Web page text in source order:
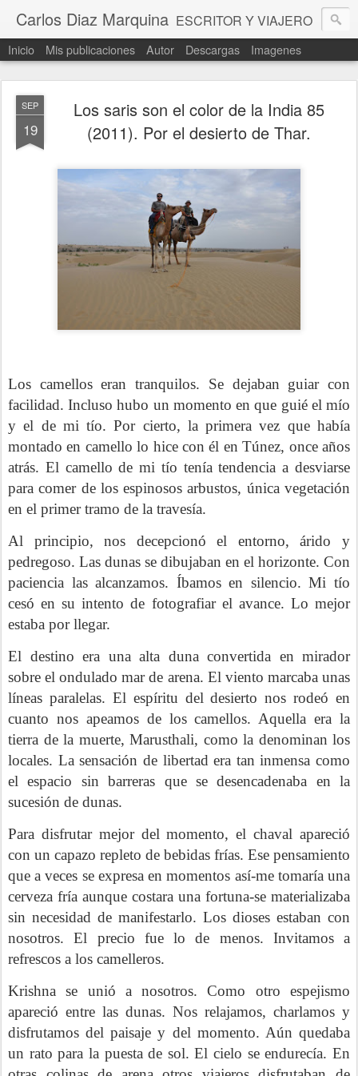
Carlos Diaz Marquina ESCRITOR Y VIAJERO
Inicio Mis publicaciones Autor Descargas Imagenes
SEP
19
Los saris son el color de la India 85
(2011). Por el desierto de Thar.
Los camellos eran tranquilos. Se dejaban guiar con
facilidad. Incluso hubo un momento en que guié el mío
y el de mi tío. Por cierto, la primera vez que había
montado en camello lo hice con él en Túnez, once años
atrás. El camello de mi tío tenía tendencia a desviarse
para comer de los espinosos arbustos, única vegetación
en el primer tramo de la travesía.
Al principio, nos decepcionó el entorno, árido y
pedregoso. Las dunas se dibujaban en el horizonte. Con
paciencia las alcanzamos. Íbamos en silencio. Mi tío
cesó en su intento de fotografiar el avance. Lo mejor
estaba por llegar.
El destino era una alta duna convertida en mirador
sobre el ondulado mar de arena. El viento marcaba unas
líneas paralelas. El espíritu del desierto nos rodeó en
cuanto nos apeamos de los camellos. Aquella era la
tierra de la muerte, Marusthali, como la denominan los
locales. La sensación de libertad era tan inmensa como
el espacio sin barreras que se desencadenaba en la
sucesión de dunas.
Para disfrutar mejor del momento, el chaval apareció
con un capazo repleto de bebidas frías. Ese pensamiento
que a veces se expresa en momentos así-me tomaría una
cerveza fría aunque costara una fortuna-se materializaba
sin necesidad de manifestarlo. Los dioses estaban con
nosotros. El precio fue lo de menos. Invitamos a
refrescos a los camelleros.
Krishna se unió a nosotros. Como otro espejismo
apareció entre las dunas. Nos relajamos, charlamos y
disfrutamos del paisaje y del momento. Aún quedaba
un rato para la puesta de sol. El cielo se endurecía. En